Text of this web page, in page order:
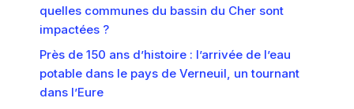
quelles communes du bassin du Cher sont
impactées ?
Près de 150 ans d’histoire : l’arrivée de l’eau
potable dans le pays de Verneuil, un tournant
dans l’Eure